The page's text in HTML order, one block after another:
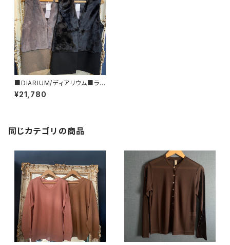
■DIARIUM/ディアリウム■ライ
トテディーファーベスト■秋冬新
作！
¥21,780
同じカテゴリの商品